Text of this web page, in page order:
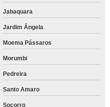
Jabaquara
Jardim Ângela
Moema Pássaros
Morumbi
Pedreira
Santo Amaro
Socorro